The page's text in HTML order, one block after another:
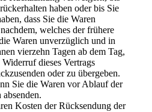
haben oder bis Sie
dass Sie die Waren
welches der frühere
Waren unverzüglich und in
vierzehn Tagen ab dem Tag,
dieses Vertrags
oder zu übergeben.
Sie die Waren vor Ablauf der
Kosten der Rücksendung der